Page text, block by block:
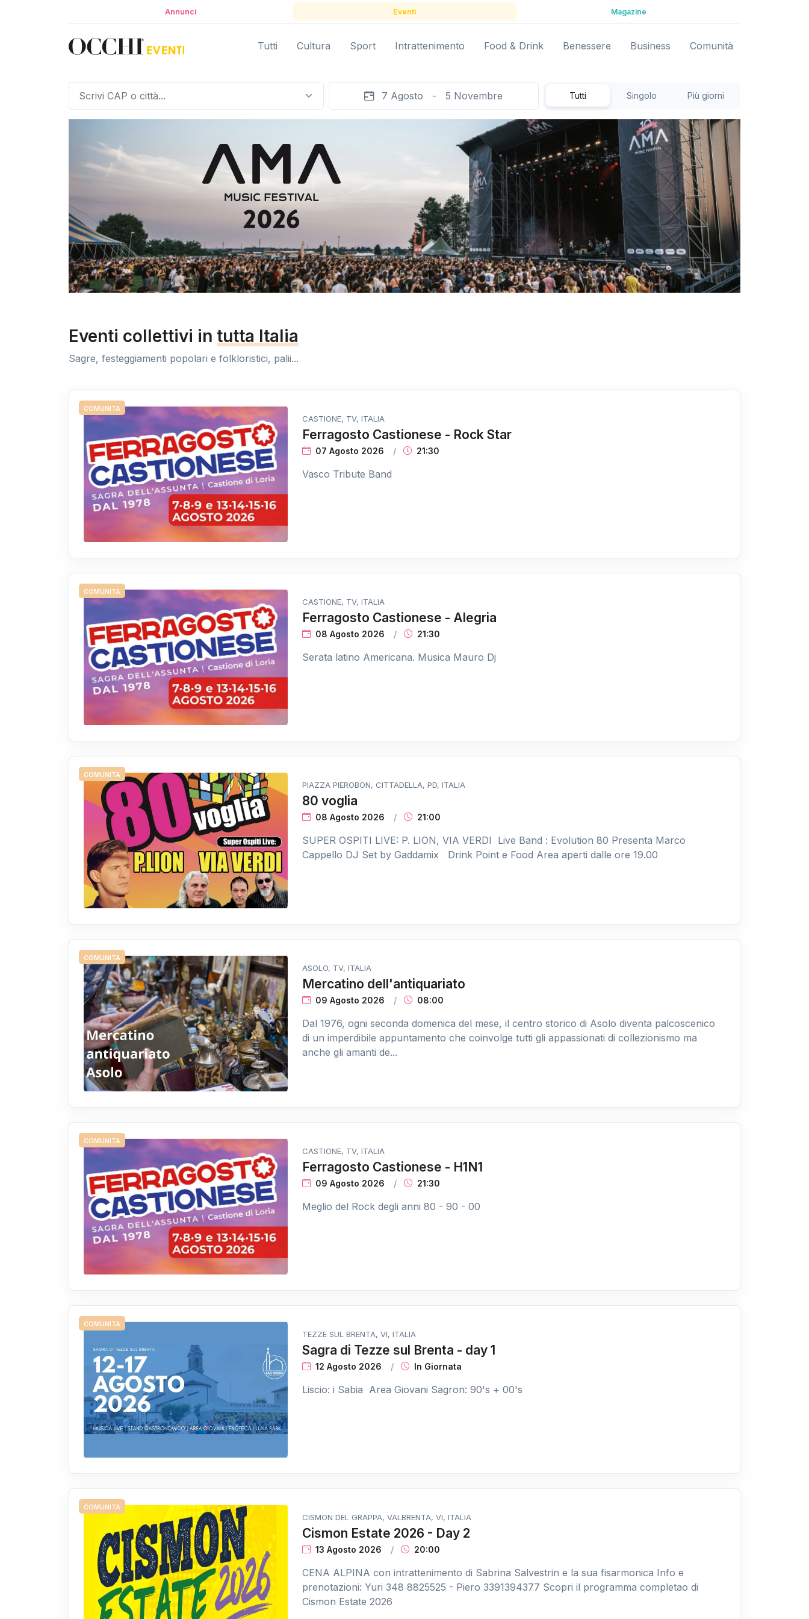
Annunci Eventi Magazine
Tutti Cultura Sport Intrattenimento Food & Drink Benessere Business Comunità
7 Agosto - 5 Novembre Tutti Singolo Più giorni
Eventi collettivi in tutta Italia
Sagre, festeggiamenti popolari e folkloristici, palii...
COMUNITA
CASTIONE, TV, ITALIA
Ferragosto Castionese - Rock Star
07 Agosto 2026 21:30
Vasco Tribute Band
COMUNITA
CASTIONE, TV, ITALIA
Ferragosto Castionese - Alegria
08 Agosto 2026 21:30
Serata latino Americana. Musica Mauro Dj
COMUNITA
PIAZZA PIEROBON, CITTADELLA, PD, ITALIA
80 voglia
08 Agosto 2026 21:00
SUPER OSPITI LIVE: P. LION, VIA VERDI Live Band : Evolution 80 Presenta Marco
Cappello DJ Set by Gaddamix Drink Point e Food Area aperti dalle ore 19.00
COMUNITA
ASOLO, TV, ITALIA
Mercatino dell'antiquariato
09 Agosto 2026 08:00
Dal 1976, ogni seconda domenica del mese, il centro storico di Asolo diventa palcoscenico
di un imperdibile appuntamento che coinvolge tutti gli appassionati di collezionismo ma
anche gli amanti de...
COMUNITA
CASTIONE, TV, ITALIA
Ferragosto Castionese - H1N1
09 Agosto 2026 21:30
Meglio del Rock degli anni 80 - 90 - 00
COMUNITA
TEZZE SUL BRENTA, VI, ITALIA
Sagra di Tezze sul Brenta - day 1
12 Agosto 2026 In Giornata
Liscio: i Sabia Area Giovani Sagron: 90's + 00's
COMUNITA
CISMON DEL GRAPPA, VALBRENTA, VI, ITALIA
Cismon Estate 2026 - Day 2
13 Agosto 2026 20:00
CENA ALPINA con intrattenimento di Sabrina Salvestrin e la sua fisarmonica Info e
prenotazioni: Yuri 348 8825525 - Piero 3391394377 Scopri il programma completao di
Cismon Estate 2026